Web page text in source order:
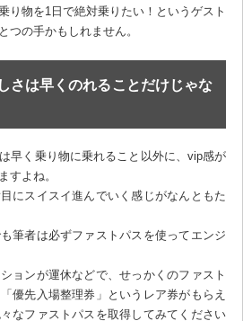
り物を1日で絶対乗りたい！というゲスト
つの手かもしれません。
さは早くのれることだけじゃな
早く乗り物に乗れること以外に、vip感が
すよね。
にスイスイ進んでいく感じがなんともた
筆者は必ずファストパスを使ってエンジ
ョンが運休などで、せっかくのファスト
優先入場整理券」というレア券がもらえ
なファストパスを取得してみてください